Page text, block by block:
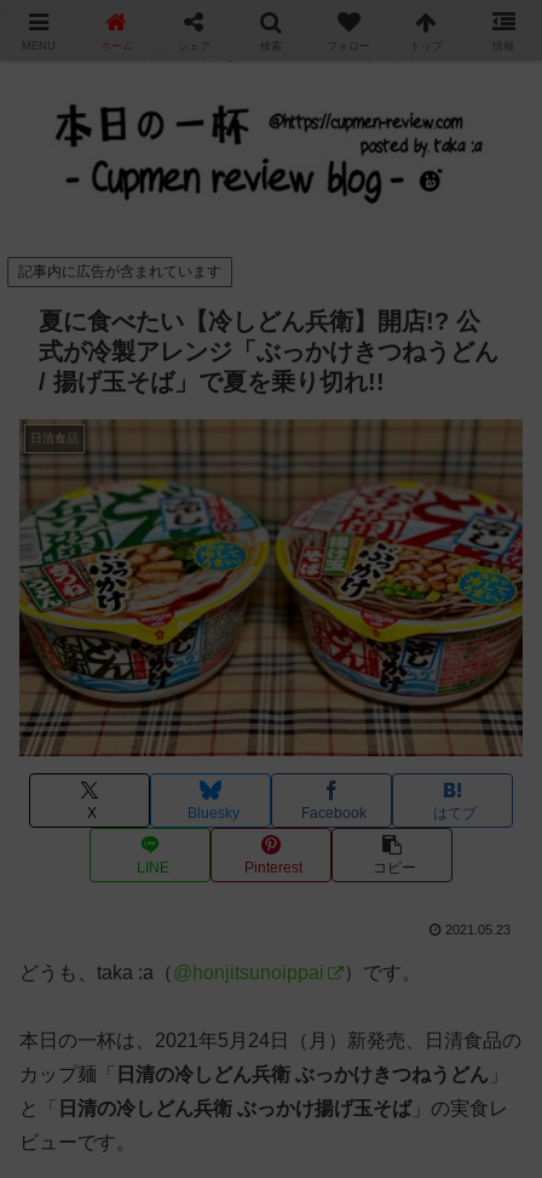
カップ麺の新商品をレビュー / アレンジするブログ
記事内に広告が含まれています
夏に食べたい【冷しどん兵衛】開店!? 公
式が冷製アレンジ「ぶっかけきつねうどん
/ 揚げ玉そば」で夏を乗り切れ!!
日清食品
X Bluesky Facebook はてブ
LINE Pinterest コピー
2021.05.23
どうも、taka :a（ @honjitsunoippai ）です。
本日の一杯は、2021年5月24日（月）新発売、日清食品の
カップ麺「 日清の冷しどん兵衛 ぶっかけきつねうどん 」
と「 日清の冷しどん兵衛 ぶっかけ揚げ玉そば」の実食レ
ビューです。
MENU ホーム シェア 検索 フォロー トップ 情報